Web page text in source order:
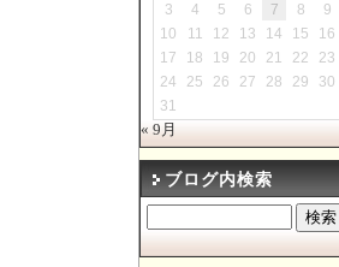
3
4 5 6 7 8
9
10
11 12 13 14 15
16
17
18 19 20 21 22
23
24
25 26 27 28 29
30
31
« 9月
ブログ内検索